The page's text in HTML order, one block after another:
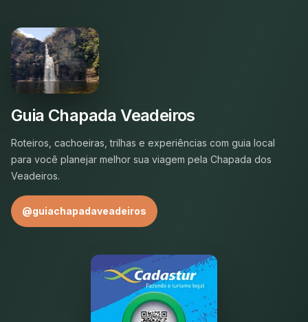
Guia Chapada Veadeiros
Roteiros, cachoeiras, trilhas e experiências com guia local
para você planejar melhor sua viagem pela Chapada dos
Veadeiros.
@guiachapadaveadeiros